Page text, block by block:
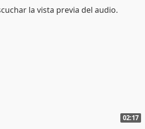
02:17